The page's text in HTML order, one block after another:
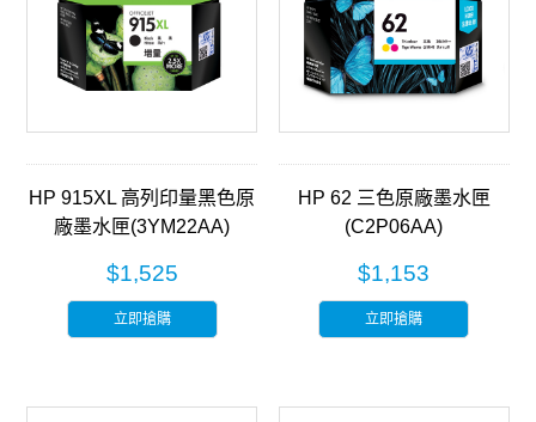
HP 915XL 高列印量黑色原
廠墨水匣(3YM22AA)
$1,525
立即搶購
HP 62 三色原廠墨水匣
(C2P06AA)
$1,153
立即搶購